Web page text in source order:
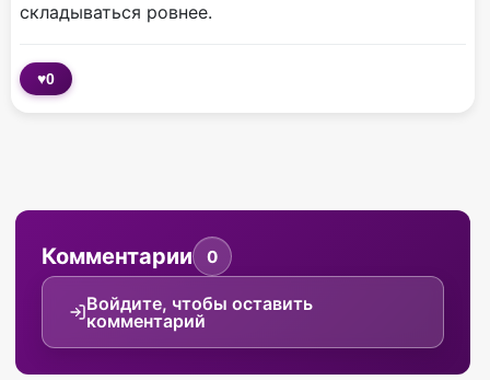
складываться ровнее.
♥0
Комментарии 0
Войдите, чтобы оставить
комментарий